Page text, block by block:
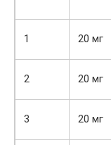
1 20 мг
2 20 мг
3 20 мг